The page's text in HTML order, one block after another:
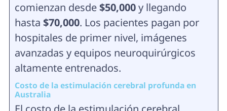
comienzan desde $50,000y llegando
hasta $70,000. Los pacientes pagan por
hospitales de primer nivel, imágenes
avanzadas y equipos neuroquirúrgicos
altamente entrenados.
Costo de la estimulación cerebral profunda en
Australia